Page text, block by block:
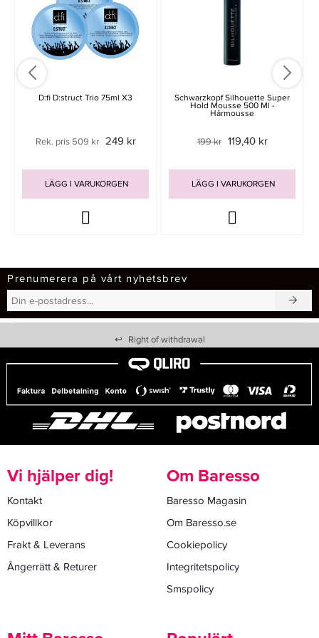
D:fi D:struct Trio 75ml X3
Rek. pris 509 kr 249 kr
LÄGG I VARUKORGEN
Schwarzkopf Silhouette Super
Hold Mousse 500 Ml -
Hårmousse
199 kr 119,40 kr
LÄGG I VARUKORGEN
Prenumerera på vårt nyhetsbrev
↩ Right of withdrawal
Vi hjälper dig!
Kontakt
Köpvillkor
Frakt & Leverans
Ångerrätt & Returer
Om Baresso
Baresso Magasin
Om Baresso.se
Cookiepolicy
Integritetspolicy
Smspolicy